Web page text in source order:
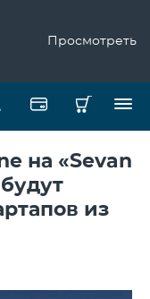
Просмотреть
на «Sevan
из